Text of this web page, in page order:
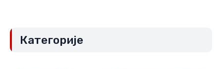
Категорије